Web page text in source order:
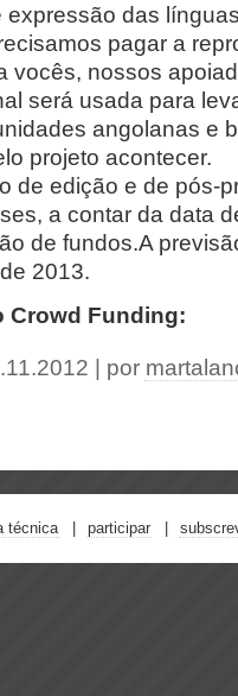
expressão das
pagar a
vocês, nossos
será usada para
angolanas e
projeto acontecer.
de edição e de pós-
a contar da data
de fundos.A
2013.
Crowd Funding:
| por
técnica participar